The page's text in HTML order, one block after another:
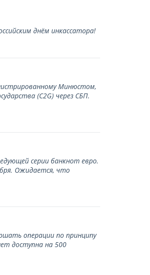
днём инкассатора!
Минюстом,
(С2G) через СБП.
серии банкнот евро.
Ожидается, что
операции по принципу
доступна на 500